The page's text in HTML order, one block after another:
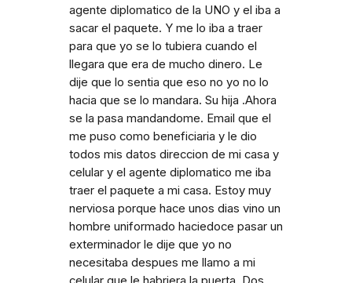
agente diplomatico de la UNO y el iba a
sacar el paquete. Y me lo iba a traer
para que yo se lo tubiera cuando el
llegara que era de mucho dinero. Le
dije que lo sentia que eso no yo no lo
hacia que se lo mandara. Su hija .Ahora
se la pasa mandandome. Email que el
me puso como beneficiaria y le dio
todos mis datos direccion de mi casa y
celular y el agente diplomatico me iba
traer el paquete a mi casa. Estoy muy
nerviosa porque hace unos dias vino un
hombre uniformado haciedoce pasar un
exterminador le dije que yo no
necesitaba despues me llamo a mi